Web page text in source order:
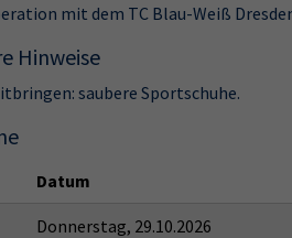
mit dem TC Blau-Weiß
Hinweise
saubere Sportschuhe.
Datum
Donnerstag, 29.10.2026